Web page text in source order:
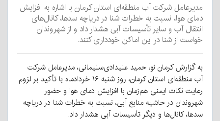
مدیرعامل شرکت آب منطقه‌ای استان کرمان با اشاره به افزایش
دمای هوا، نسبت به خطرات شنا در دریاچه سدها، کانال‌های
انتقال آب و سایر تأسیسات آبی هشدار داد و از شهروندان
خواست از شنا در این اماکن خودداری کنند.
به گزارش کرمان نو، حمید علیدادی‌سلیمانی، مدیرعامل شرکت
آب منطقه‌ای استان کرمان، روز شنبه ۱۶ خردادماه با تأکید بر لزوم
رعایت نکات ایمنی هم‌زمان با افزایش دمای هوا و حضور
شهروندان در حاشیه منابع آبی، نسبت به خطرات شنا در دریاچه
سدها، کانال‌ها و دیگر تأسیسات آبی هشدار داد.